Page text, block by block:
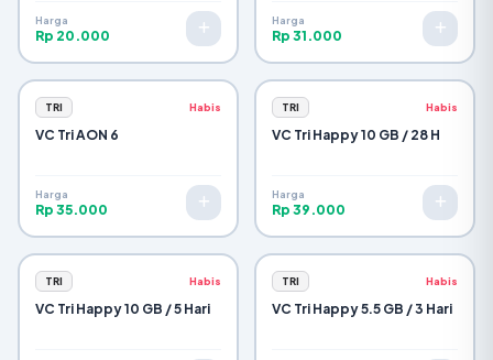
Harga
Rp 20.000
Harga
Rp 31.000
TRI Habis
VC Tri AON 6
Harga
Rp 35.000
TRI Habis
VC Tri Happy 10 GB / 28 H
Harga
Rp 39.000
TRI Habis
VC Tri Happy 10 GB / 5 Hari
TRI Habis
VC Tri Happy 5.5 GB / 3 Hari